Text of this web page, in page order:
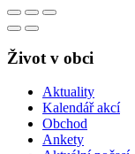
Život v obci
Aktuality
Kalendář akcí
Obchod
Ankety